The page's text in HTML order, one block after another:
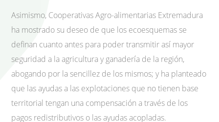
Asimismo, Cooperativas Agro-alimentarias Extremadura
ha mostrado su deseo de que los ecoesquemas se
definan cuanto antes para poder transmitir así mayor
seguridad a la agricultura y ganadería de la región,
abogando por la sencillez de los mismos; y ha planteado
que las ayudas a las explotaciones que no tienen base
territorial tengan una compensación a través de los
pagos redistributivos o las ayudas acopladas.